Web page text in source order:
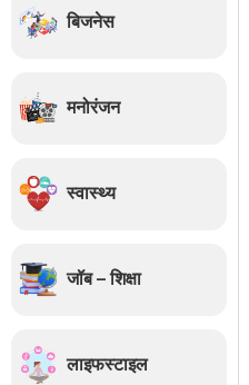
बिजनेस
मनोरंजन
स्वास्थ्य
जॉब – शिक्षा
लाइफस्टाइल